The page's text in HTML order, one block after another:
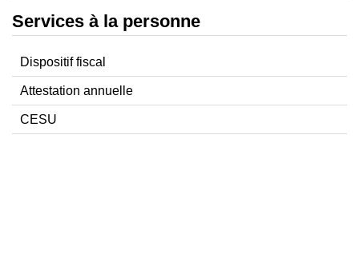
Services à la personne
Dispositif fiscal
Attestation annuelle
CESU